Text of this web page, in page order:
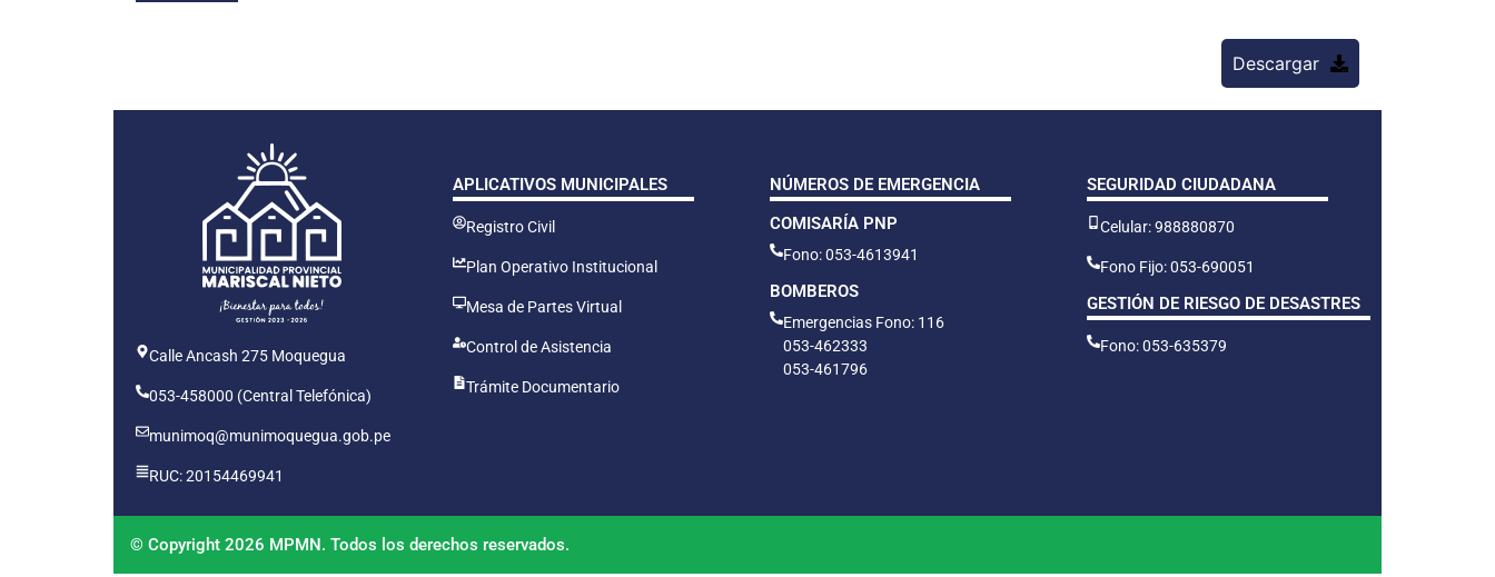
Descargar
Calle Ancash 275 Moquegua
053-458000 (Central Telefónica)
munimoq@munimoquegua.gob.pe
RUC: 20154469941
APLICATIVOS MUNICIPALES
Registro Civil
Plan Operativo Institucional
Mesa de Partes Virtual
Control de Asistencia
Trámite Documentario
NÚMEROS DE EMERGENCIA
COMISARÍA PNP
Fono: 053-4613941
BOMBEROS
Emergencias Fono: 116
053-462333
053-461796
SEGURIDAD CIUDADANA
Celular: 988880870
Fono Fijo: 053-690051
GESTIÓN DE RIESGO DE DESASTRES
Fono: 053-635379
© Copyright 2026 MPMN. Todos los derechos reservados.